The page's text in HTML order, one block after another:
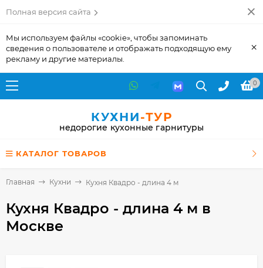
Полная версия сайта
Мы используем файлы «cookie», чтобы запоминать
сведения о пользователе и отображать подходящую ему
рекламу и другие материалы.
×
0
КУХНИ-ТУР
недорогие кухонные гарнитуры
КАТАЛОГ ТОВАРОВ
Главная Кухни Кухня Квадро - длина 4 м
Кухня Квадро - длина 4 м в
Москве